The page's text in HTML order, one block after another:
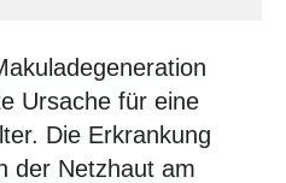
Ursache für eine
Die Erkrankung
der Netzhaut am